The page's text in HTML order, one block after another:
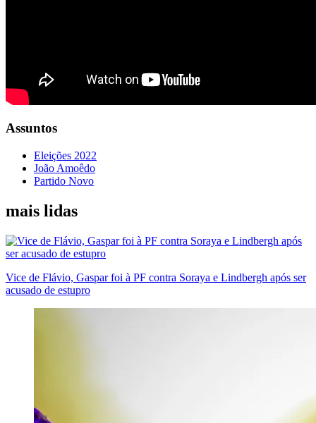
Assuntos
Eleições 2022
João Amoêdo
Partido Novo
mais lidas
Vice de Flávio, Gaspar foi à PF contra Soraya e Lindbergh após ser
acusado de estupro